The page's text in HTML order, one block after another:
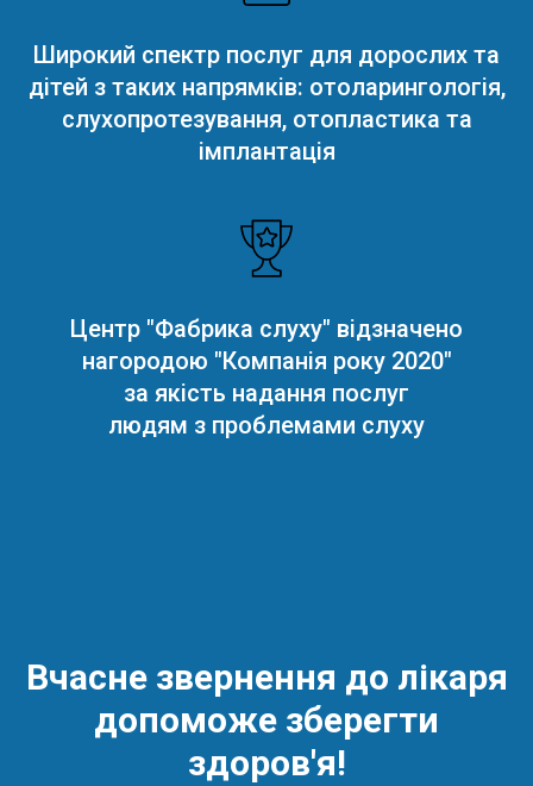
Широкий спектр послуг для дорослих та
дітей з таких напрямків: отоларингологія,
слухопротезування, отопластика та
імплантація
Центр "Фабрика слуху" відзначено
нагородою "Компанія року 2020"
за якість надання послуг
людям з проблемами слуху
Вчасне звернення до лікаря
допоможе зберегти
здоров'я!